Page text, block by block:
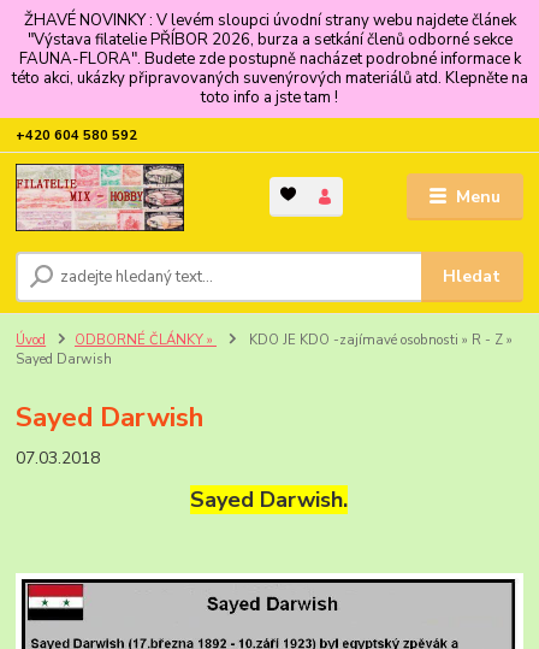
ŽHAVÉ NOVINKY : V levém sloupci úvodní strany webu najdete článek
"Výstava filatelie PŘÍBOR 2026, burza a setkání členů odborné sekce
FAUNA-FLORA". Budete zde postupně nacházet podrobné informace k
této akci, ukázky připravovaných suvenýrových materiálů atd. Klepněte na
toto info a jste tam !
Menu
Hledat
+420 604 580 592
Úvod ODBORNÉ ČLÁNKY »
KDO JE KDO -zajímavé osobnosti » R - Z »
Sayed Darwish
Sayed Darwish
07.03.2018
Sayed Darwish.